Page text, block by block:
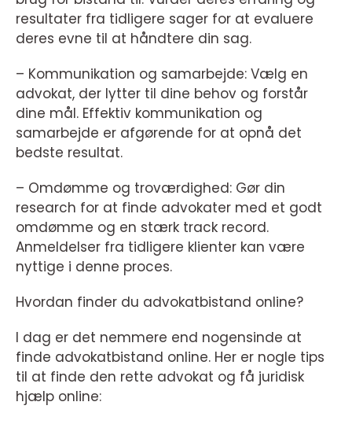
resultater fra tidligere sager for at evaluere
deres evne til at håndtere din sag.
– Kommunikation og samarbejde: Vælg en
advokat, der lytter til dine behov og forstår
dine mål. Effektiv kommunikation og
samarbejde er afgørende for at opnå det
bedste resultat.
– Omdømme og troværdighed: Gør din
research for at finde advokater med et godt
omdømme og en stærk track record.
Anmeldelser fra tidligere klienter kan være
nyttige i denne proces.
Hvordan finder du advokatbistand online?
I dag er det nemmere end nogensinde at
finde advokatbistand online. Her er nogle tips
til at finde den rette advokat og få juridisk
hjælp online: